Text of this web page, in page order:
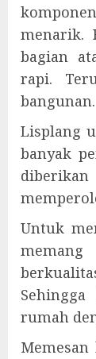
menarik.
bagian
rapi.
bangunan.
Lisplang
banyak
Untuk
rumah